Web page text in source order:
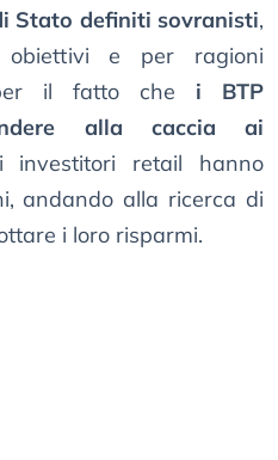
Stato definiti sovranisti,
e per ragioni
il fatto che i BTP
alla caccia ai
investitori retail hanno
andando alla ricerca di
i loro risparmi.